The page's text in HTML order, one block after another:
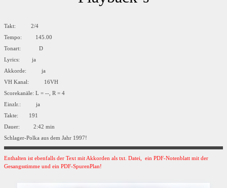
Takt: 2/4
Tempo: 145.00
Tonart: D
Lyrics: ja
Akkorde: ja
VH Kanal: 16VH
Scorekanäle: L = --, R = 4
Einzlr.: ja
Takte: 191
Dauer: 2:42 min
Schlager-Polka aus dem Jahr 1997!
Enthalten ist ebenfalls der Text mit Akkorden als txt. Datei, ein PDF-Notenblatt mit der
Gesangsstimme und ein PDF-SpurenPlan!